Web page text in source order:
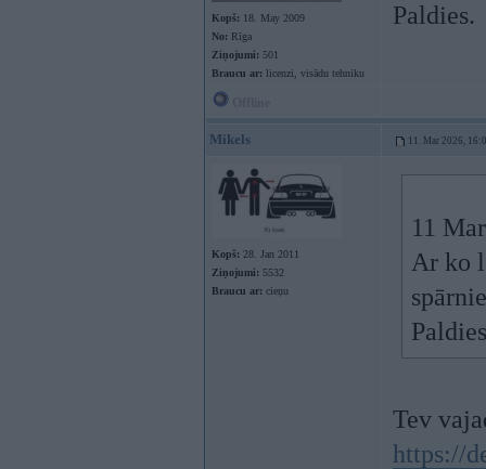
Kopš: 18. May 2009
No: Rīga
Ziņojumi: 501
Braucu ar: licenzi, visādu tehniku
Paldies.
Mikels 11. Mar 2026,
Kopš: 28. Jan 2011
Ziņojumi: 5532
Braucu ar: cieņu
11
Ar ko
Tev
https://